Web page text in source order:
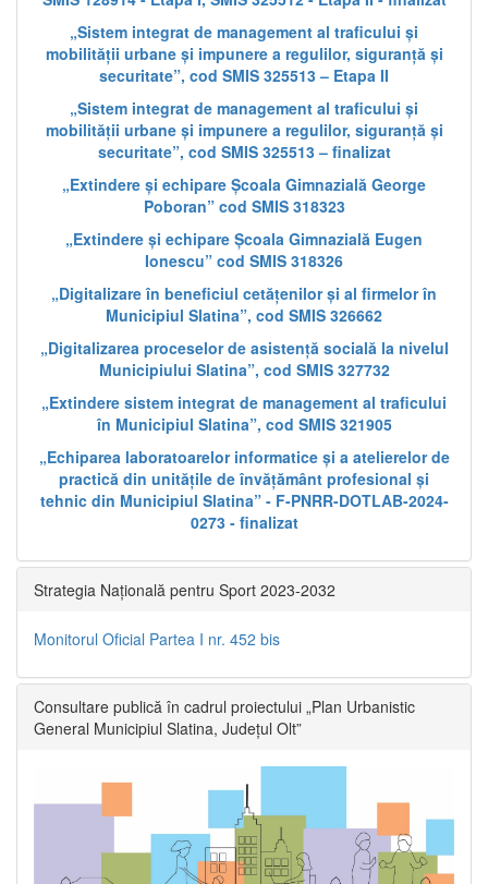
„Sistem integrat de management al traficului și
mobilității urbane și impunere a regulilor, siguranță și
securitate”, cod SMIS 325513 – Etapa II
„Sistem integrat de management al traficului și
mobilității urbane și impunere a regulilor, siguranță și
securitate”, cod SMIS 325513 – finalizat
„Extindere și echipare Școala Gimnazială George
Poboran” cod SMIS 318323
„Extindere și echipare Școala Gimnazială Eugen
Ionescu” cod SMIS 318326
„Digitalizare în beneficiul cetățenilor și al firmelor în
Municipiul Slatina”, cod SMIS 326662
„Digitalizarea proceselor de asistență socială la nivelul
Municipiului Slatina”, cod SMIS 327732
„Extindere sistem integrat de management al traficului
în Municipiul Slatina”, cod SMIS 321905
„Echiparea laboratoarelor informatice și a atelierelor de
practică din unitățile de învățământ profesional și
tehnic din Municipiul Slatina” - F-PNRR-DOTLAB-2024-
0273 - finalizat
Strategia Națională pentru Sport 2023-2032
Monitorul Oficial Partea I nr. 452 bis
Consultare publică în cadrul proiectului „Plan Urbanistic
General Municipiul Slatina, Județul Olt”